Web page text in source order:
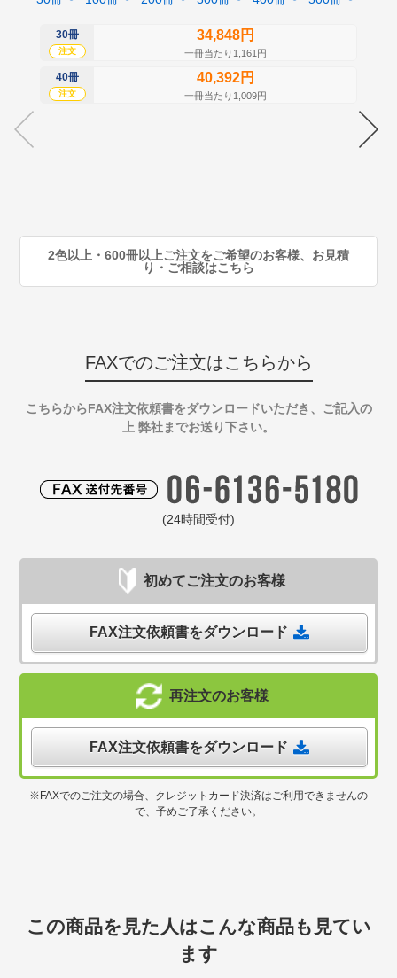
30冊
注文
34,848円
一冊当たり1,161円
40冊
注文
40,392円
一冊当たり1,009円
2色以上・600冊以上ご注文をご希望のお客様、お見積
り・ご相談はこちら
FAXでのご注文はこちらから
こちらからFAX注文依頼書をダウンロードいただき、ご記入の
上 弊社までお送り下さい。
(24時間受付)
初めてご注文のお客様
FAX注文依頼書をダウンロード
再注文のお客様
FAX注文依頼書をダウンロード
※FAXでのご注文の場合、クレジットカード決済はご利用できませんの
で、予めご了承ください。
この商品を見た人はこんな商品も見てい
ます